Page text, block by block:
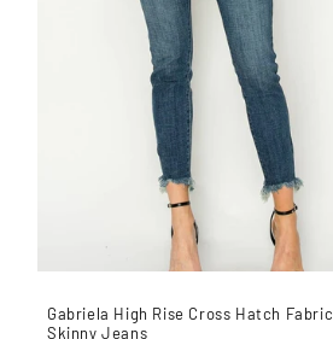
Gabriela High Rise Cross Hatch Fabric
Skinny Jeans